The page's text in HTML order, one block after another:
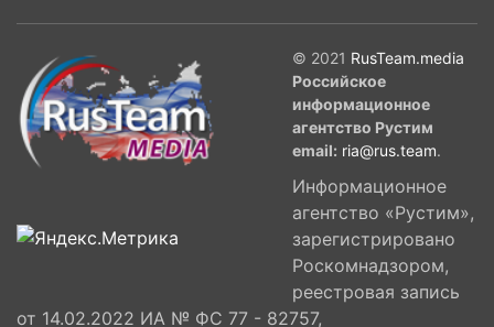
© 2021 RusTeam.media
Российское
информационное
агентство Рустим
email: ria@rus.team.
Информационное
агентство «Рустим»,
зарегистрировано
Роскомнадзором,
реестровая запись
от 14.02.2022 ИА № ФС 77 - 82757,